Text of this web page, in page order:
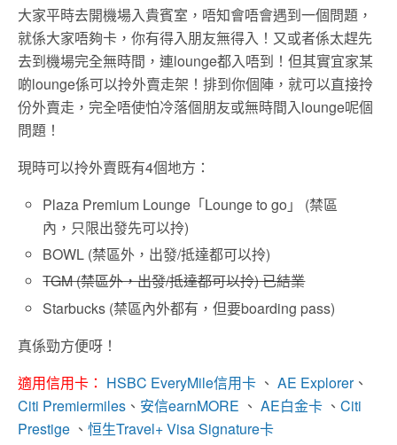
大家平時去開機場入貴賓室，唔知會唔會遇到一個問題，
就係大家唔夠卡，你有得入朋友無得入！又或者係太趕先
去到機場完全無時間，連lounge都入唔到！但其實宜家某
啲lounge係可以拎外賣走架！排到你個陣，就可以直接拎
份外賣走，完全唔使怕冷落個朋友或無時間入lounge呢個
問題！
現時可以拎外賣既有4個地方：
Plaza Premium Lounge「Lounge to go」 (禁區
內，只限出發先可以拎)
BOWL (禁區外，出發/抵達都可以拎)
TGM (禁區外，出發/抵達都可以拎) 已結業
Starbucks (禁區內外都有，但要boarding pass)
真係勁方便呀！
適用信用卡： HSBC EveryMile信用卡 、 AE Explorer、
Citi Premiermiles 、 安信earnMORE 、 AE白金卡 、 Citi
Prestige 、 恒生Travel+ Visa Signature卡